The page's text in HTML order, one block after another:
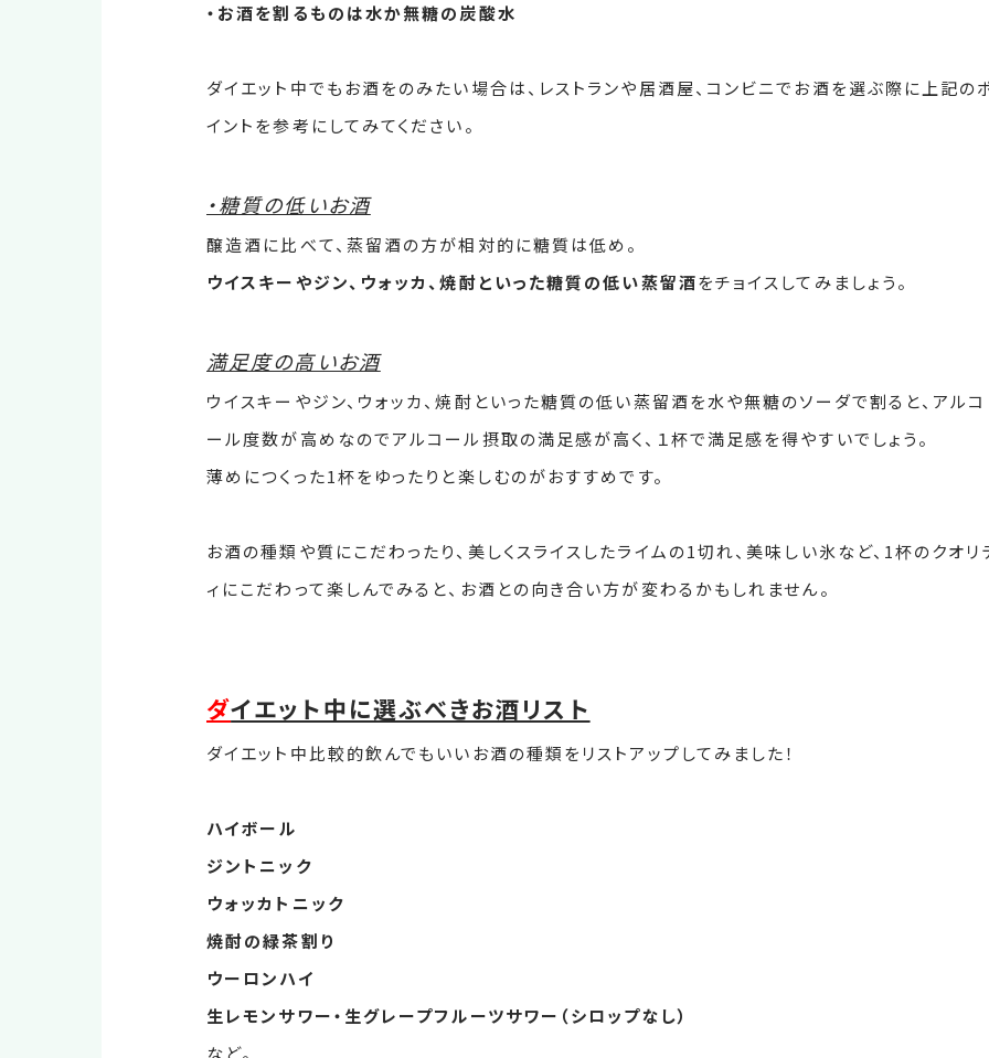
・お酒を割るものは水か無糖の炭酸水
ダイエット中でもお酒をのみたい場合は、レストランや居酒屋、コンビニでお酒を選ぶ際に上記の
イントを参考にしてみてください。
・糖質の低いお酒
醸造酒に比べて、蒸留酒の方が相対的に糖質は低め。
ウイスキーやジン、ウォッカ、焼酎といった糖質の低い蒸留酒をチョイスしてみましょう。
満足度の高いお酒
ウイスキーやジン、ウォッカ、焼酎といった糖質の低い蒸留酒を水や無糖のソーダで割ると、アルコ
ール度数が高めなのでアルコール摂取の満足感が高く、１杯で満足感を得やすいでしょう。
薄めにつくった1杯をゆったりと楽しむのがおすすめです。
お酒の種類や質にこだわったり、美しくスライスしたライムの1切れ、美味しい氷など、1杯のクオリ
ィにこだわって楽しんでみると、お酒との向き合い方が変わるかもしれません。
ダイエット中に選ぶべきお酒リスト
ダイエット中比較的飲んでもいいお酒の種類をリストアップしてみました！
ハイボール
ジントニック
ウォッカトニック
焼酎の緑茶割り
ウーロンハイ
生レモンサワー・生グレープフルーツサワー（シロップなし）
など。